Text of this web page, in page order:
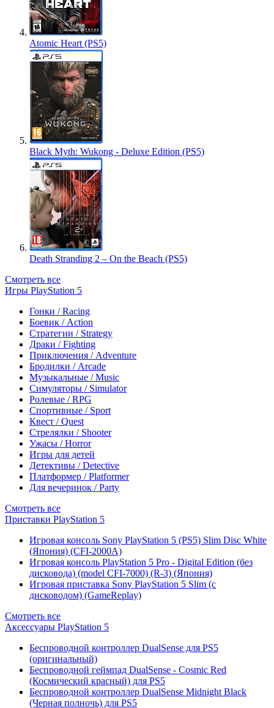
Atomic Heart (PS5)
Black Myth: Wukong - Deluxe Edition (PS5)
Death Stranding 2 – On the Beach (PS5)
Смотреть все
Игры PlayStation 5
Гонки / Racing
Боевик / Action
Стратегии / Strategy
Драки / Fighting
Приключения / Adventure
Бродилки / Arcade
Музыкальные / Music
Симуляторы / Simulator
Ролевые / RPG
Спортивные / Sport
Квест / Quest
Стрелялки / Shooter
Ужасы / Horror
Игры для детей
Детективы / Detective
Платформер / Platformer
Для вечеринок / Party
Смотреть все
Приставки PlayStation 5
Игровая консоль Sony PlayStation 5 (PS5) Slim Disc White
(Япония) (CFI-2000A)
Игровая консоль PlayStation 5 Pro - Digital Edition (без
дисковода) (model CFI-7000) (R-3) (Япония)
Игровая приставка Sony PlayStation 5 Slim (с
дисководом) (GameReplay)
Смотреть все
Аксессуары PlayStation 5
Беспроводной контроллер DualSense для PS5
(оригинальный)
Беспроводной геймпад DualSense - Cosmic Red
(Космический красный) для PS5
Беспроводной контроллер DualSense Midnight Black
(Черная полночь) для PS5